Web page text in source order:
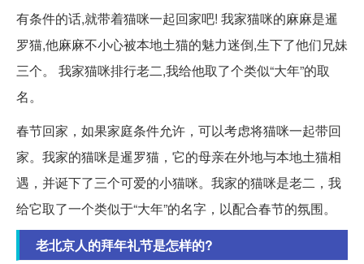
有条件的话,就带着猫咪一起回家吧! 我家猫咪的麻麻是暹
罗猫,他麻麻不小心被本地土猫的魅力迷倒,生下了他们兄妹
三个。 我家猫咪排行老二,我给他取了个类似“大年”的取
名。
春节回家，如果家庭条件允许，可以考虑将猫咪一起带回
家。我家的猫咪是暹罗猫，它的母亲在外地与本地土猫相
遇，并诞下了三个可爱的小猫咪。我家的猫咪是老二，我
给它取了一个类似于“大年”的名字，以配合春节的氛围。
老北京人的拜年礼节是怎样的?